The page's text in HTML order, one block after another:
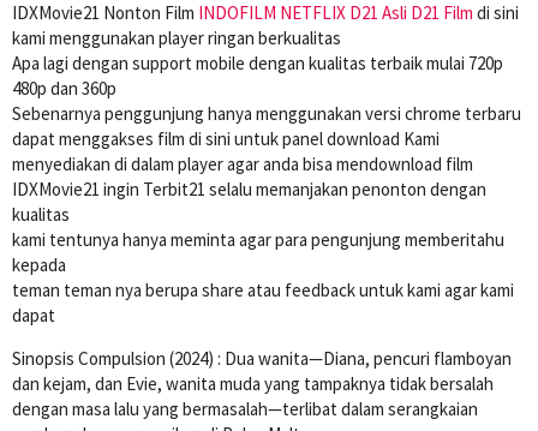
IDXMovie21 Nonton Film INDOFILM NETFLIX D21 Asli D21 Film di sini
kami menggunakan player ringan berkualitas
Apa lagi dengan support mobile dengan kualitas terbaik mulai 720p
480p dan 360p
Sebenarnya penggunjung hanya menggunakan versi chrome terbaru
dapat menggakses film di sini untuk panel download Kami
menyediakan di dalam player agar anda bisa mendownload film
IDXMovie21 ingin Terbit21 selalu memanjakan penonton dengan
kualitas
kami tentunya hanya meminta agar para pengunjung memberitahu
kepada
teman teman nya berupa share atau feedback untuk kami agar kami
dapat
Sinopsis Compulsion (2024) : Dua wanita—Diana, pencuri flamboyan
dan kejam, dan Evie, wanita muda yang tampaknya tidak bersalah
dengan masa lalu yang bermasalah—terlibat dalam serangkaian